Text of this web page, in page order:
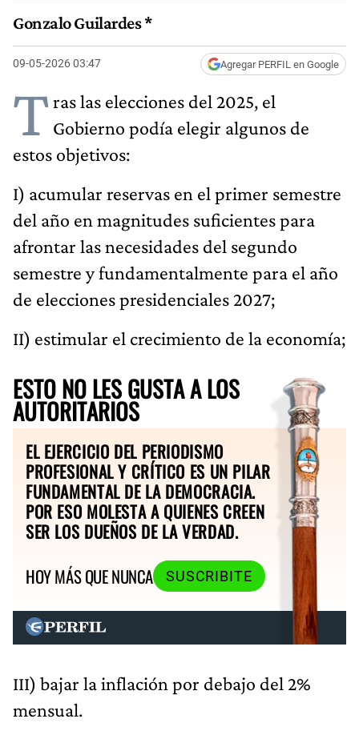
Gonzalo Guilardes *
09-05-2026 03:47 Agregar PERFIL en Google
Tras las elecciones del 2025, el
Gobierno podía elegir algunos de
estos objetivos:
I) acumular reservas en el primer semestre
del año en magnitudes suficientes para
afrontar las necesidades del segundo
semestre y fundamentalmente para el año
de elecciones presidenciales 2027;
II) estimular el crecimiento de la economía;
ESTO NO LES GUSTA A LOS
AUTORITARIOS
EL EJERCICIO DEL PERIODISMO
PROFESIONAL Y CRÍTICO ES UN PILAR
FUNDAMENTAL DE LA DEMOCRACIA.
POR ESO MOLESTA A QUIENES CREEN
SER LOS DUEÑOS DE LA VERDAD.
HOY MÁS QUE NUNCA
SUSCRIBITE
III) bajar la inflación por debajo del 2%
mensual.